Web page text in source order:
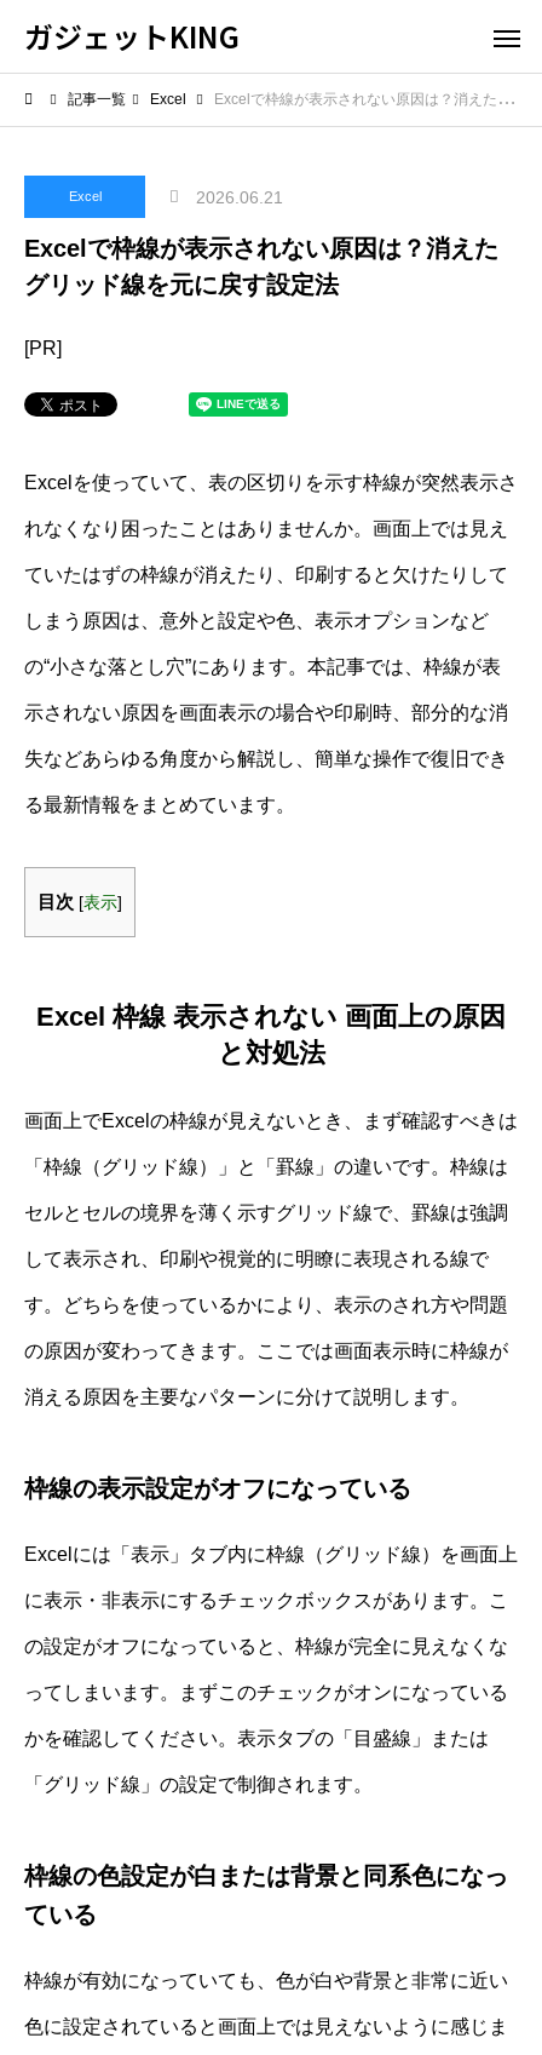
ガジェットKING
記事一覧 Excel Excelで枠線が表示されない原因は？消えたグリッド線を元に戻す設定法
Excel 2026.06.21
Excelで枠線が表示されない原因は？消えた
グリッド線を元に戻す設定法
[PR]
Excelを使っていて、表の区切りを示す枠線が突然表示さ
れなくなり困ったことはありませんか。画面上では見え
ていたはずの枠線が消えたり、印刷すると欠けたりして
しまう原因は、意外と設定や色、表示オプションなど
の“小さな落とし穴”にあります。本記事では、枠線が表
示されない原因を画面表示の場合や印刷時、部分的な消
失などあらゆる角度から解説し、簡単な操作で復旧でき
る最新情報をまとめています。
目次 [表示]
Excel 枠線 表示されない 画面上の原因
と対処法
画面上でExcelの枠線が見えないとき、まず確認すべきは
「枠線（グリッド線）」と「罫線」の違いです。枠線は
セルとセルの境界を薄く示すグリッド線で、罫線は強調
して表示され、印刷や視覚的に明瞭に表現される線で
す。どちらを使っているかにより、表示のされ方や問題
の原因が変わってきます。ここでは画面表示時に枠線が
消える原因を主要なパターンに分けて説明します。
枠線の表示設定がオフになっている
Excelには「表示」タブ内に枠線（グリッド線）を画面上
に表示・非表示にするチェックボックスがあります。こ
の設定がオフになっていると、枠線が完全に見えなくな
ってしまいます。まずこのチェックがオンになっている
かを確認してください。表示タブの「目盛線」または
「グリッド線」の設定で制御されます。
枠線の色設定が白または背景と同系色になっ
ている
枠線が有効になっていても、色が白や背景と非常に近い
色に設定されていると画面上では見えないように感じま